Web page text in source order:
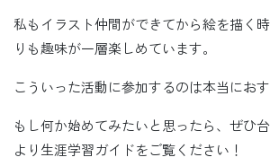
私もイラスト仲間ができてから絵を描く
りも趣味が一層楽しめています。
こういった活動に参加するのは本当にお
もし何か始めてみたいと思ったら、ぜひ
より生涯学習ガイドをご覧ください！